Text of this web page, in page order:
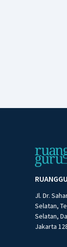
Jl. Dr.
Selatan,
Selatan,
Jakarta